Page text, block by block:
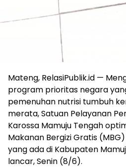
Mateng, RelasiPublik.id —
program prioritas negara
pemenuhan nutrisi tumbuh
merata, Satuan Pelayanan
Karossa Mamuju Tengah
Makanan Bergizi Gratis
yang ada di Kabupaten
lancar, Senin (8/6).